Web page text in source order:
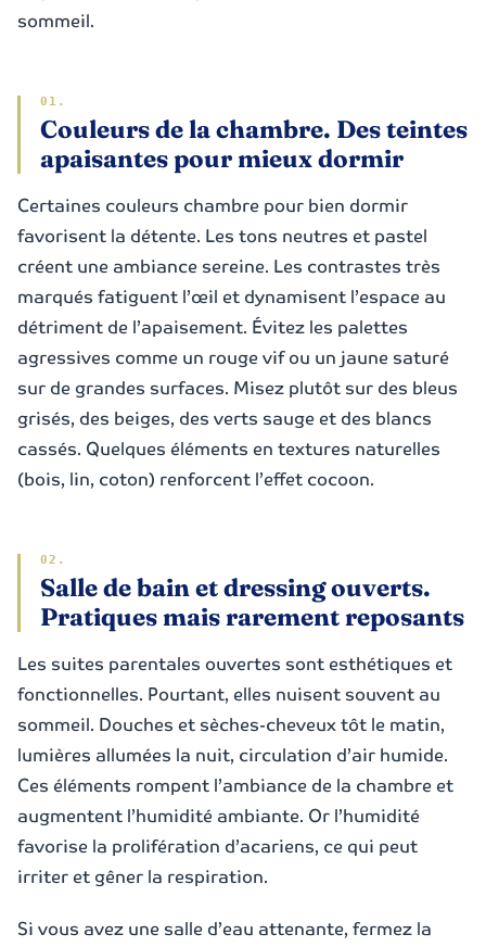
sommeil.
Couleurs de la chambre. Des teintes
apaisantes pour mieux dormir
Certaines couleurs chambre pour bien dormir
favorisent la détente. Les tons neutres et pastel
créent une ambiance sereine. Les contrastes très
marqués fatiguent l’œil et dynamisent l’espace au
détriment de l’apaisement. Évitez les palettes
agressives comme un rouge vif ou un jaune saturé
sur de grandes surfaces. Misez plutôt sur des bleus
grisés, des beiges, des verts sauge et des blancs
cassés. Quelques éléments en textures naturelles
(bois, lin, coton) renforcent l’effet cocoon.
Salle de bain et dressing ouverts.
Pratiques mais rarement reposants
Les suites parentales ouvertes sont esthétiques et
fonctionnelles. Pourtant, elles nuisent souvent au
sommeil. Douches et sèches-cheveux tôt le matin,
lumières allumées la nuit, circulation d’air humide.
Ces éléments rompent l’ambiance de la chambre et
augmentent l’humidité ambiante. Or l’humidité
favorise la prolifération d’acariens, ce qui peut
irriter et gêner la respiration.
Si vous avez une salle d’eau attenante, fermez la